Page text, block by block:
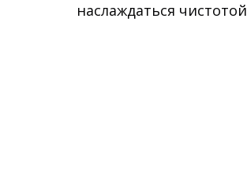
наслаждаться